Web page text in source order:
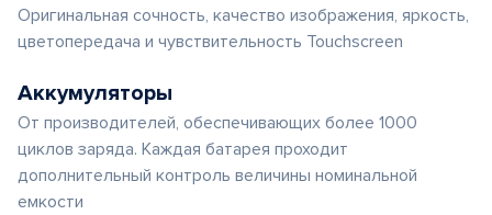
Оригинальная сочность, качество изображения, яркость,
цветопередача и чувствительность Touchscreen
Аккумуляторы
От производителей, обеспечивающих более 1000
циклов заряда. Каждая батарея проходит
дополнительный контроль величины номинальной
емкости